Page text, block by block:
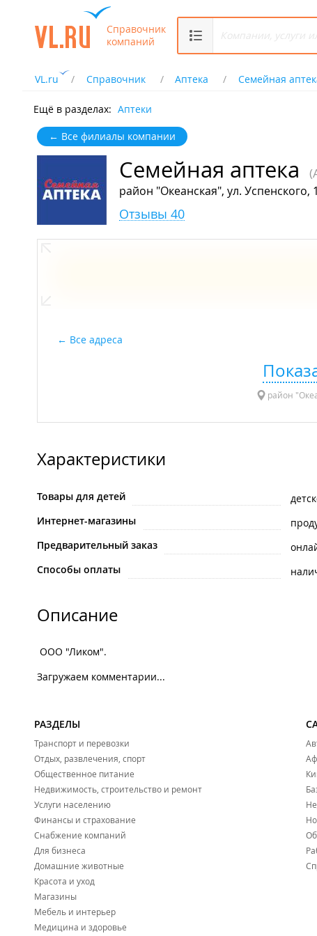
Справочник
компаний
VL.ru Справочник Аптека Семейная
Ещё в разделах: Аптеки
← Все филиалы компании
Семейная аптека
район "Океанская", ул. Успенского,
Отзывы 40
Все адреса
район
Характеристики
Товары для детей
Интернет-магазины
Предварительный заказ
Способы оплаты
Описание
ООО "Ликом".
Загружаем комментарии...
РАЗДЕЛЫ
Транспорт и перевозки
Отдых, развлечения, спорт
Общественное питание
Недвижимость, строительство и ремонт
Услуги населению
Финансы и страхование
Снабжение компаний
Для бизнеса
Домашние животные
Красота и уход
Магазины
Мебель и интерьер
Медицина и здоровье